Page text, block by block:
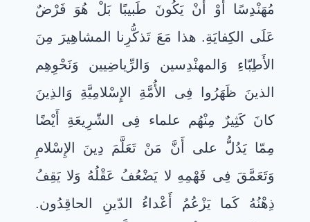
مُهَنْدِسًا أَوْ أَنْ يَكُونَ طَبيبًا بَلْ هُوَ فَرْضٌ
عَلَى الكِفايَةِ. هذا مَعَ تَذكُّرِنا المشاهِيرَ مِنَ
الأَطِبّاءِ وَالمهنْدِسين وَالرِّياضِيين وَنَحْوِهِم
الذينَ ظَهَرُوا فِى الأُمَّةِ الإِسْلامِيَّةِ وَالذِينَ
كانَ كَثِيرٌ مِنْهُم علماء فِى الشّرِيعَةِ أَيْضًا
مِمّا يَدُلُّ على أَنَّ مَنْ تَعَلَّمَ دِينَ الإِسْلامِ
وَتَعَمَّقَ فِى فَهْمِهِ لا يَضْعُفُ عَقْلُهُ وَلا يَقِفُ
ذِهْنُهُ كَما يَزْعُمُ أَعْداءُ الدّينِ الحاقِدُون.